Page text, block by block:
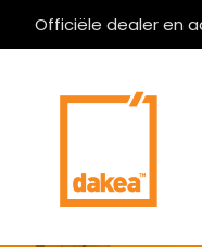
Officiële dealer en